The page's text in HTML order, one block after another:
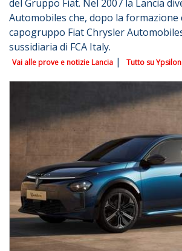
del Gruppo Fiat. Nel 2007 la Lancia
Automobiles che, dopo la formazione
capogruppo Fiat Chrysler
sussidiaria di FCA Italy.
Vai alle prove e notizie Lancia | Tutto su Ypsilon